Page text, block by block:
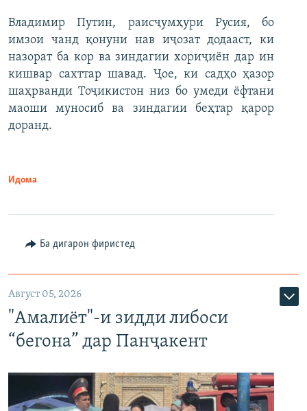
Владимир Путин, раисҷумҳури Русия, бо
имзои чанд қонуни нав иҷозат додааст, ки
назорат ба кор ва зиндагии хориҷиён дар ин
кишвар сахттар шавад. Ҷое, ки садҳо ҳазор
шаҳрванди Тоҷикистон низ бо умеди ёфтани
маоши муносиб ва зиндагии беҳтар қарор
доранд.
Идома
Ба дигарон фиристед
Август 05, 2026
"Амалиёт"-и зидди либоси
“бегона” дар Панҷакент